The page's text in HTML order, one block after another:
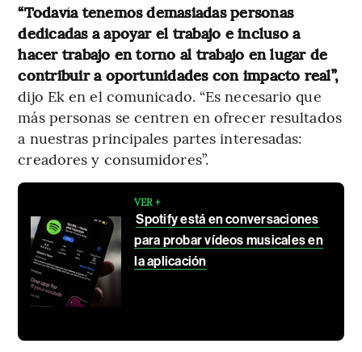
“Todavía tenemos demasiadas personas
dedicadas a apoyar el trabajo e incluso a
hacer trabajo en torno al trabajo en lugar de
contribuir a oportunidades con impacto real”,
dijo Ek en el comunicado. “Es necesario que
más personas se centren en ofrecer resultados
a nuestras principales partes interesadas:
creadores y consumidores”.
VER +
Spotify está en conversaciones
para probar vídeos musicales en
la aplicación